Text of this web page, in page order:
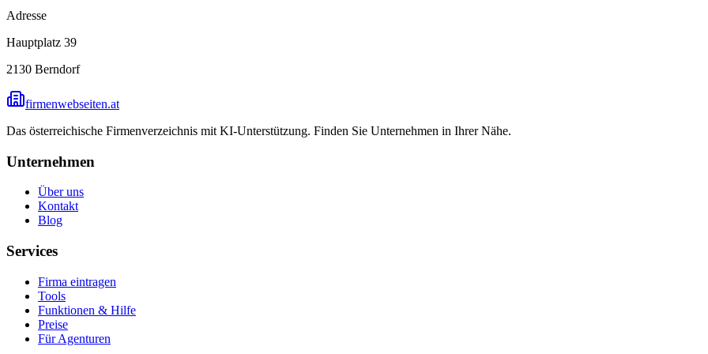
Adresse
Hauptplatz 39
2130 Berndorf
firmenwebseiten.at
Das österreichische Firmenverzeichnis mit KI-Unterstützung. Finden Sie Unternehmen in Ihrer Nähe.
Unternehmen
Über uns
Kontakt
Blog
Services
Firma eintragen
Tools
Funktionen & Hilfe
Preise
Für Agenturen